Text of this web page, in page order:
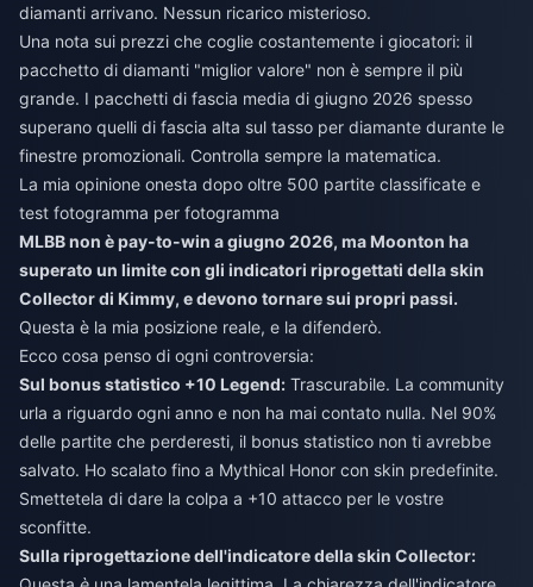
diamanti arrivano. Nessun ricarico misterioso.
Una nota sui prezzi che coglie costantemente i giocatori: il
pacchetto di diamanti "miglior valore" non è sempre il più
grande. I pacchetti di fascia media di giugno 2026 spesso
superano quelli di fascia alta sul tasso per diamante durante le
finestre promozionali. Controlla sempre la matematica.
La mia opinione onesta dopo oltre 500 partite classificate e
test fotogramma per fotogramma
MLBB non è pay-to-win a giugno 2026, ma Moonton ha
superato un limite con gli indicatori riprogettati della skin
Collector di Kimmy, e devono tornare sui propri passi.
Questa è la mia posizione reale, e la difenderò.
Ecco cosa penso di ogni controversia:
Sul bonus statistico +10 Legend: Trascurabile. La community
urla a riguardo ogni anno e non ha mai contato nulla. Nel 90%
delle partite che perderesti, il bonus statistico non ti avrebbe
salvato. Ho scalato fino a Mythical Honor con skin predefinite.
Smettetela di dare la colpa a +10 attacco per le vostre
sconfitte.
Sulla riprogettazione dell'indicatore della skin Collector: